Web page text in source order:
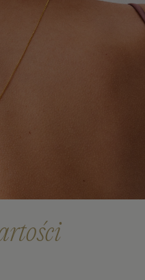
do Wielkiej Brytanii i
dodatkowe opłaty
naliczane przez
koszty tego typu
jej blask, delikatnie
jubilerską. Pamiętaj, że
użytkową, która z
Tempo tego procesu
użytkowania,
właściwości
skorzystać z
nasze projekty mogły
momentach życia.